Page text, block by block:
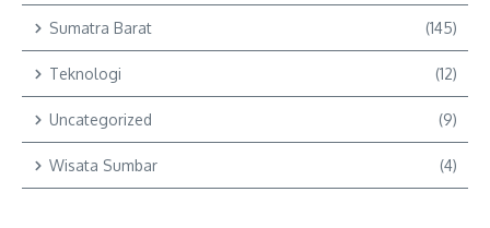
Sumatra Barat (145)
Teknologi (12)
Uncategorized (9)
Wisata Sumbar (4)